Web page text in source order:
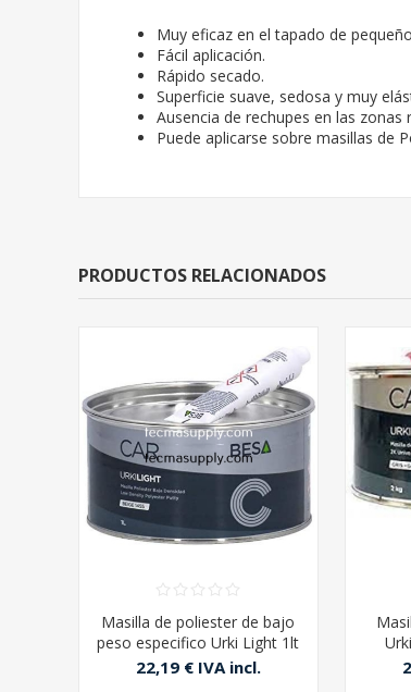
Muy eficaz en el tapado de
Fácil aplicación.
Rápido secado.
Superficie suave, sedosa y muy
Ausencia de rechupes en las zonas
Puede aplicarse sobre masillas de
PRODUCTOS RELACIONADOS
Masilla de poliester de bajo
peso especifico Urki Light 1lt
22,19 € IVA incl.